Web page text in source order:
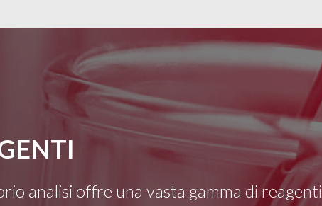
analisi offre una vasta gamma di reagenti